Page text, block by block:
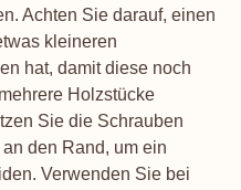
Achten Sie darauf, einen
kleineren
hat, damit diese noch
Holzstücke
Sie die Schrauben
den Rand, um ein
Verwenden Sie bei